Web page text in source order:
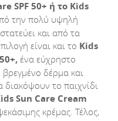
SPF50+ ή το Kids
την πολύ υψηλή
και από τα
είναι και το Kids
50+,ένα εύχρηστο
δέρμα και
διακόψουν το παιχνίδι
Sun Care Cream
κρέμας. Τέλος,